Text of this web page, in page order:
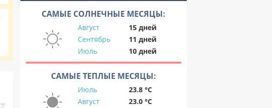
САМЫЕ СОЛНЕЧНЫЕ МЕСЯЦЫ:
Август
15 дней
Сентябрь
11 дней
Июль
10 дней
САМЫЕ ТЕПЛЫЕ МЕСЯЦЫ:
Июль
23.8 °C
Август
23.0 °C